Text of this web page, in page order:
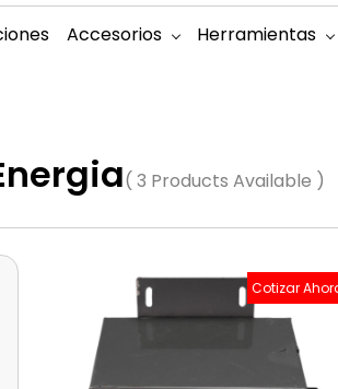
Accesorios Herramientas
( 3 Products Available )
Cotizar